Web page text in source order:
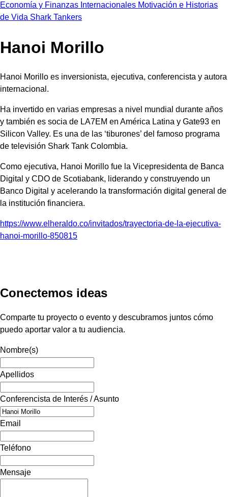
Economía y Finanzas Internacionales Motivación e Historias
de Vida Shark Tankers
Hanoi Morillo
Hanoi Morillo es inversionista, ejecutiva, conferencista y autora
internacional.
Ha invertido en varias empresas a nivel mundial durante años
y también es socia de LA7EM en América Latina y Gate93 en
Silicon Valley. Es una de las ‘tiburones’ del famoso programa
de televisión Shark Tank Colombia.
Como ejecutiva, Hanoi Morillo fue la Vicepresidenta de Banca
Digital y CDO de Scotiabank, liderando y construyendo un
Banco Digital y acelerando la transformación digital general de
la institución financiera.
https://www.elheraldo.co/invitados/trayectoria-de-la-ejecutiva-
hanoi-morillo-850815
Conectemos ideas
Comparte tu proyecto o evento y descubramos juntos cómo
puedo aportar valor a tu audiencia.
Nombre(s)
Apellidos
Conferencista de Interés / Asunto
Email
Teléfono
Mensaje